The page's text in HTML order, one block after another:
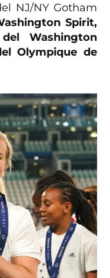
NJ/NY Gotham
Spirit,
Washington
Olympique de